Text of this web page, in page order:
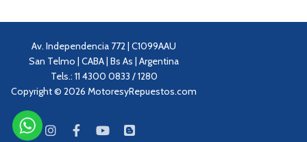
Av. Independencia 772 | C1099AAU
San Telmo | CABA | Bs As | Argentina
Tels.: 11 4300 0833 / 1280
Copyright © 2026 MotoresyRepuestos.com